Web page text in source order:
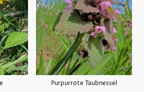
Purpurrote Taubnessel